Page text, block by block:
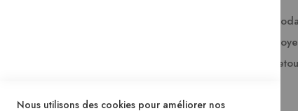
Nous utilisons des cookies pour améliorer nos